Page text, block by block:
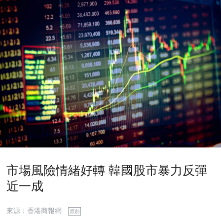
市場風險情緒好轉 韓國股市暴力反彈
近一成
來源：香港商報網 原創